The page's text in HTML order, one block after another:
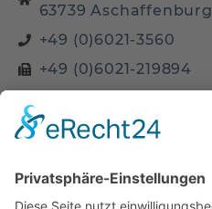
63739 Aschaffenburg
+49 (0)6021-3560
+49 (0)6021-219894
Startseite